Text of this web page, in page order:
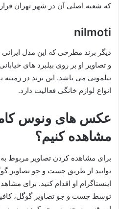
که شعبه اصلی آن در شهر تهران قرار
nilmoti
دیگر برند مطرحی که این مدل
و تصاویر او بر روی بیلبرد های
نیلموتی می باشد. این برند در زمینه
انواع لوازم خانگی فعالیت دارد.
عکس های ونوس
مشاهده کنیم؟
برای مشاهده کردن تصاویر مربوط
توانید از طریق جست و جو تصاویر
اینستاگرام او اقدام کنید. برای
توسط جست و جو تصاویر گوگل،